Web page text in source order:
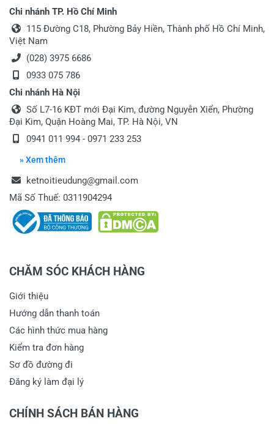
Chi nhánh TP. Hồ Chí Minh
115 Đường C18, Phường Bảy Hiền, Thành phố Hồ Chí Minh,
Việt Nam
(028) 3975 6686
0933 075 786
Chi nhánh Hà Nội
Số L7-16 KĐT mới Đại Kim, đường Nguyễn Xiển, Phường
Đại Kim, Quận Hoàng Mai, TP. Hà Nội, VN
0941 011 994 - 0971 233 253
» Xem thêm
ketnoitieudung@gmail.com
Mã Số Thuế: 0311904294
CHĂM SÓC KHÁCH HÀNG
Giới thiệu
Hướng dẫn thanh toán
Các hình thức mua hàng
Kiểm tra đơn hàng
Sơ đồ đường đi
Đăng ký làm đại lý
CHÍNH SÁCH BÁN HÀNG